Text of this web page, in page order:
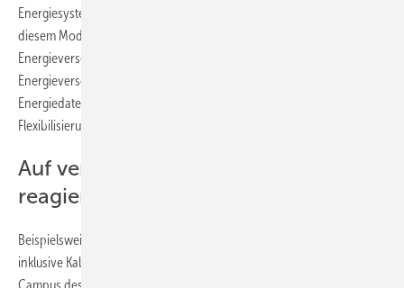
Energiesystemmodell District des Fraunhofer ISE eingegeben. Mit
diesem Modell lässt sich die Wirtschaftlichkeit von
Energieversorgungskonzepten untersuchen und diese
Energieversorgungskonzepte optimieren. Mit den erhobenen
Energiedaten konnten die Forscher:innen auch die Möglichkeiten zur
Flexibilisierung von Strom,- Wärme- und Kältenutzung darstellen.
Auf veränderliche Strompreise
reagieren
Beispielsweise haben die Wissenschaftler:innen auch das Kältenetz
inklusive Kaltwasserspeicher mit 200 Kubikmeter Volumen, der am
Campus des Fraunhofer ISE installiert ist, in die Untersuchung mit